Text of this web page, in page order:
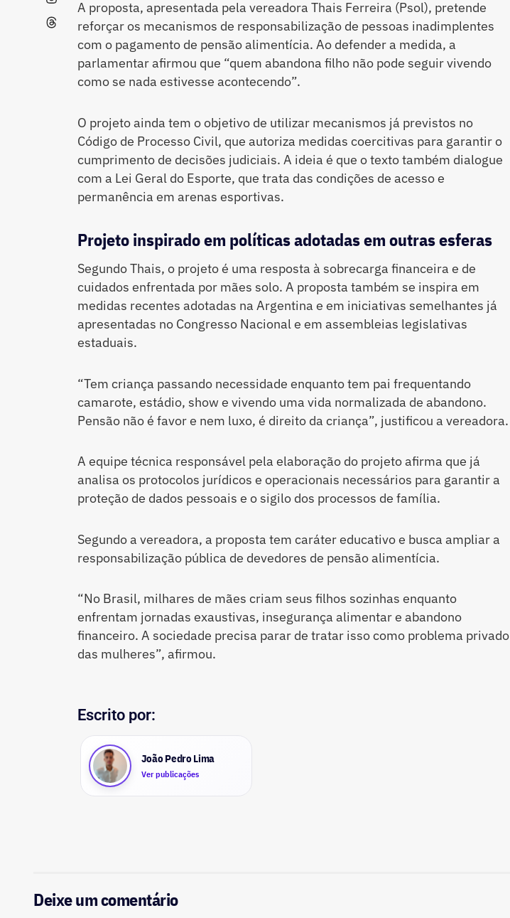
A proposta, apresentada pela vereadora Thais Ferreira (Psol), pretende
reforçar os mecanismos de responsabilização de pessoas inadimplentes
com o pagamento de pensão alimentícia. Ao defender a medida, a
parlamentar afirmou que “quem abandona filho não pode seguir vivendo
como se nada estivesse acontecendo”.
O projeto ainda tem o objetivo de utilizar mecanismos já previstos no
Código de Processo Civil, que autoriza medidas coercitivas para garantir o
cumprimento de decisões judiciais. A ideia é que o texto também dialogue
com a Lei Geral do Esporte, que trata das condições de acesso e
permanência em arenas esportivas.
Projeto inspirado em políticas adotadas em outras esferas
Segundo Thais, o projeto é uma resposta à sobrecarga financeira e de
cuidados enfrentada por mães solo. A proposta também se inspira em
medidas recentes adotadas na Argentina e em iniciativas semelhantes já
apresentadas no Congresso Nacional e em assembleias legislativas
estaduais.
“Tem criança passando necessidade enquanto tem pai frequentando
camarote, estádio, show e vivendo uma vida normalizada de abandono.
Pensão não é favor e nem luxo, é direito da criança”, justificou a vereadora.
A equipe técnica responsável pela elaboração do projeto afirma que já
analisa os protocolos jurídicos e operacionais necessários para garantir a
proteção de dados pessoais e o sigilo dos processos de família.
Segundo a vereadora, a proposta tem caráter educativo e busca ampliar a
responsabilização pública de devedores de pensão alimentícia.
“No Brasil, milhares de mães criam seus filhos sozinhas enquanto
enfrentam jornadas exaustivas, insegurança alimentar e abandono
financeiro. A sociedade precisa parar de tratar isso como problema privado
das mulheres”, afirmou.
Escrito por:
João Pedro Lima
Ver publicações
Deixe um comentário